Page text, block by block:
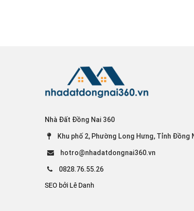
Nhà Đất Đồng Nai 360
Khu phố 2, Phường Long Hưng, Tỉnh Đồng
hotro@nhadatdongnai360.vn
0828.76.55.26
SEO bởi Lê Danh